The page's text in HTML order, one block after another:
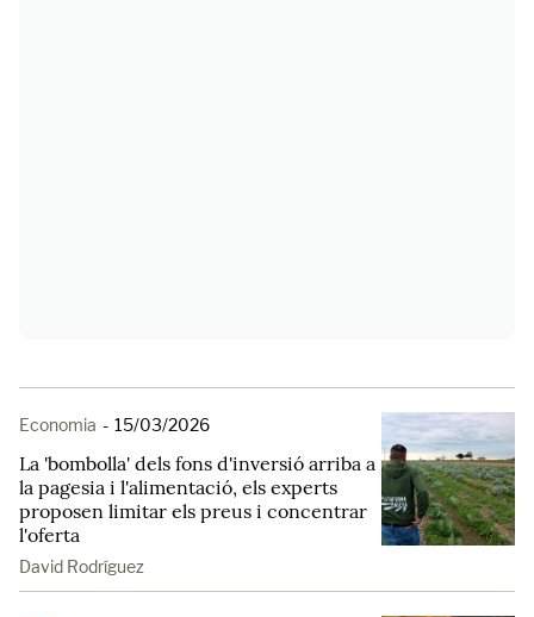
Economia - 15/03/2026
La 'bombolla' dels fons d'inversió arriba a
la pagesia i l'alimentació, els experts
proposen limitar els preus i concentrar
l'oferta
David Rodríguez